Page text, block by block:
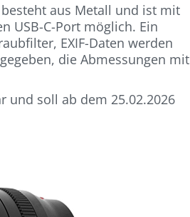
aus Metall und ist mit
USB-C-Port möglich. Ein
EXIF-Daten werden
die Abmessungen mit
und soll ab dem 25.02.2026